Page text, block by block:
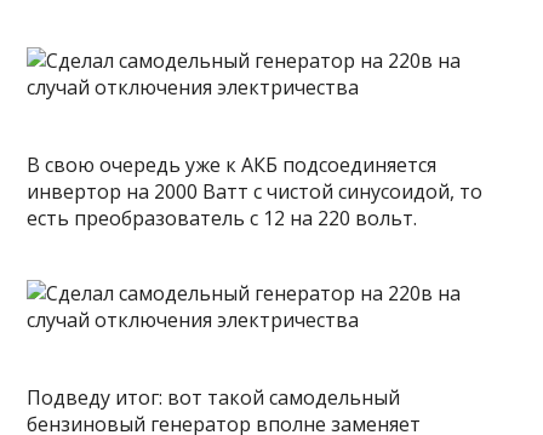
В свою очередь уже к АКБ подсоединяется
инвертор на 2000 Ватт с чистой синусоидой, то
есть преобразователь с 12 на 220 вольт.
Подведу итог: вот такой самодельный
бензиновый генератор вполне заменяет